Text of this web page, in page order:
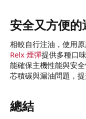
安全又方便的
相較自行注油，使用
Relx 煙彈提供多種口
能確保主機性能與安
芯積碳與漏油問題，提
總結​